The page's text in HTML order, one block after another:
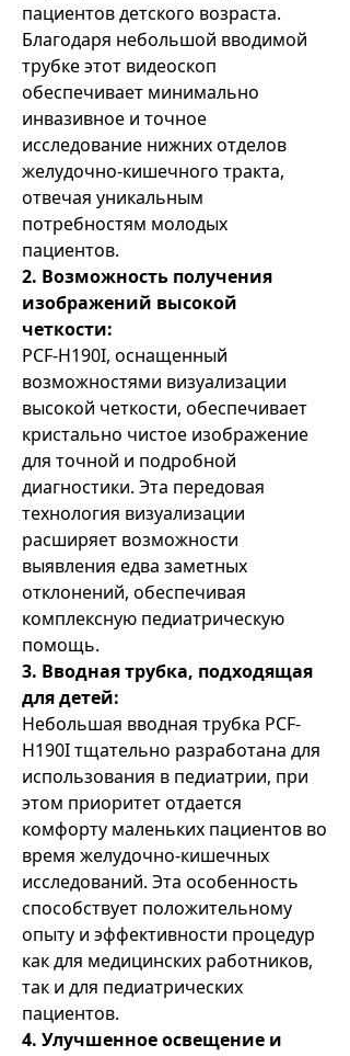
пациентов детского возраста.
Благодаря небольшой вводимой
трубке этот видеоскоп
обеспечивает минимально
инвазивное и точное
исследование нижних отделов
желудочно-кишечного тракта,
отвечая уникальным
потребностям молодых
пациентов.
2. Возможность получения
изображений высокой
четкости:
PCF-H190I, оснащенный
возможностями визуализации
высокой четкости, обеспечивает
кристально чистое изображение
для точной и подробной
диагностики. Эта передовая
технология визуализации
расширяет возможности
выявления едва заметных
отклонений, обеспечивая
комплексную педиатрическую
помощь.
3. Вводная трубка, подходящая
для детей:
Небольшая вводная трубка PCF-
H190I тщательно разработана для
использования в педиатрии, при
этом приоритет отдается
комфорту маленьких пациентов во
время желудочно-кишечных
исследований. Эта особенность
способствует положительному
опыту и эффективности процедур
как для медицинских работников,
так и для педиатрических
пациентов.
4. Улучшенное освещение и